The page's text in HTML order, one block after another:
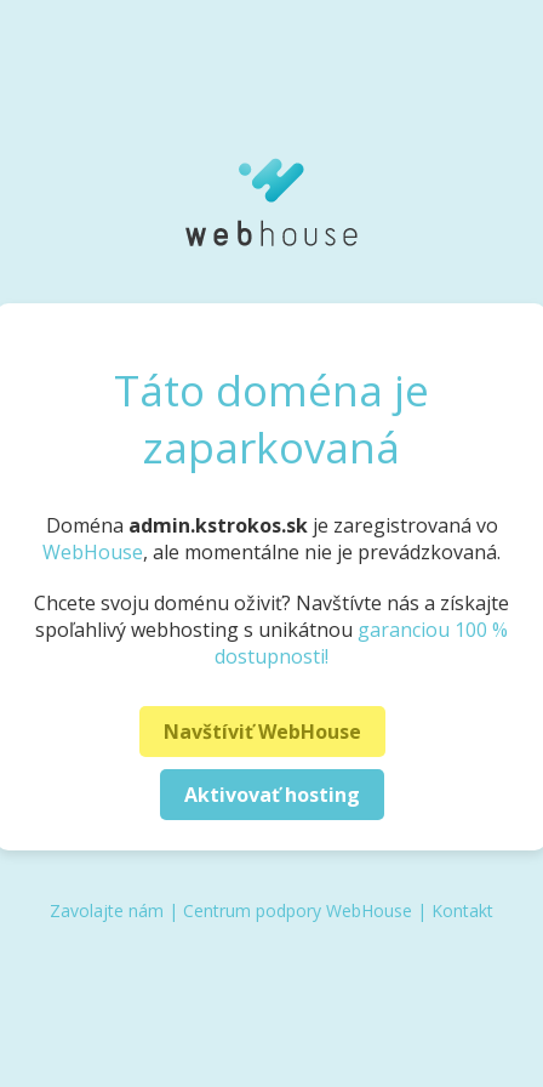
Táto doména je
zaparkovaná
Doména admin.kstrokos.skje zaregistrovaná vo
WebHouse, ale momentálne nie je prevádzkovaná.
Chcete svoju doménu oživiť? Navštívte nás a získajte
spoľahlivý webhosting s unikátnou garanciou 100 %
dostupnosti!
Navštíviť WebHouse
Aktivovať hosting
Zavolajte nám | Centrum podpory WebHouse | Kontakt